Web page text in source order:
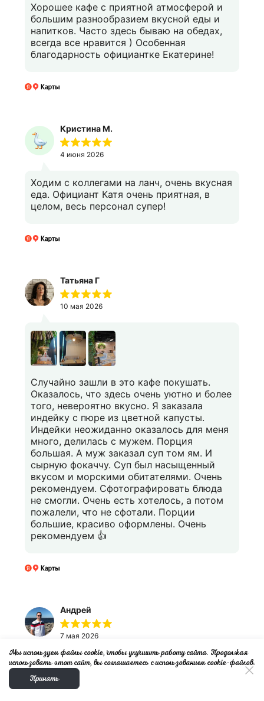
Хорошее кафе с приятной атмосферой и
большим разнообразием вкусной еды и
напитков. Часто здесь бываю на обедах,
всегда все нравится ) Особенная
благодарность официантке Екатерине!
Кристина М.
4 июня 2026
Ходим с коллегами на ланч, очень вкусная
еда. Официант Катя очень приятная, в
целом, весь персонал супер!
Татьяна Г
10 мая 2026
Случайно зашли в это кафе покушать.
Оказалось, что здесь очень уютно и более
того, невероятно вкусно. Я заказала
индейку с пюре из цветной капусты.
Индейки неожиданно оказалось для меня
много, делилась с мужем. Порция
большая. А муж заказал суп том ям. И
сырную фокаччу. Суп был насыщенный
вкусом и морскими обитателями. Очень
рекомендуем. Сфотографировать блюда
не смогли. Очень есть хотелось, а потом
пожалели, что не сфотали. Порции
большие, красиво оформлены. Очень
рекомендуем 👍
Андрей
7 мая 2026
Не дешево но и вкусно.
Мы используем файлы cookie, чтобы улучшить работу сайта. Продолжая
использовать этот сайт, вы соглашаетесь с использованием cookie-файлов.
Принять